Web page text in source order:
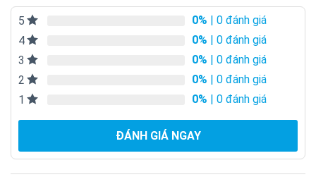
5 0% | 0 đánh giá
4
0% | 0 đánh giá
3
0% | 0 đánh giá
2
0% | 0 đánh giá
1
0% | 0 đánh giá
ĐÁNH GIÁ NGAY